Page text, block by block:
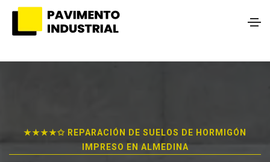
★★★★✩ REPARACIÓN DE SUELOS DE HORMIGÓN
IMPRESO EN ALMEDINA